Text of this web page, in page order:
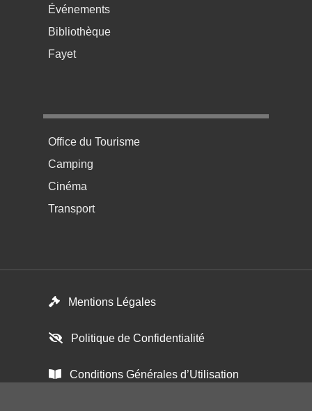
Événements
Bibliothèque
Fayet
Menu pratique bas de page 4
Office du Tourisme
Camping
Cinéma
Transport
Mentions Légales
Politique de Confidentialité
Conditions Générales d’Utilisation